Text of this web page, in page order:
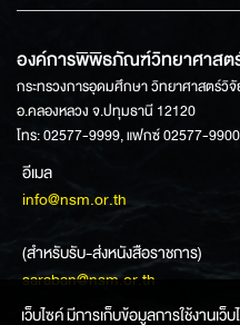
องค์การพิพิธภัณฑ์วิทยาศาสต
กระทรวงการอุดมศึกษา วิทยาศาสตร์วิ
อ.คลองหลวง จ.ปทุมธานี 12120
โทร: 02577-9999, แฟกซ์ 02577-9900
อีเมล
info@nsm.or.th
(สำหรับรับ-ส่งหนังสือราชการ)
saraban@nsm.or.th
เว็บไซค์ มีการเก็บข้อมูลการใช้งาน